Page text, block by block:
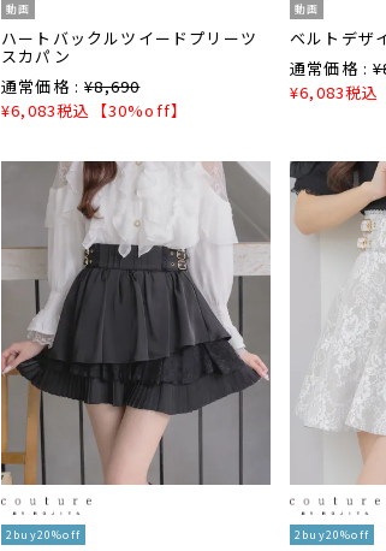
動画
ハートバックルツイードプリーツ
スカパン
通常価格 : ¥8,690
¥6,083税込 【30%off】
動画
ベルトデザ
通常価格 : ¥
¥6,083税込
2buy20%off 2buy20%off